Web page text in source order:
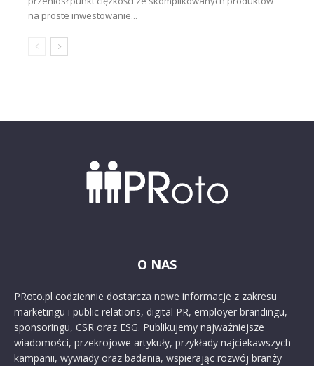
na proste inwestowanie...
O NAS
PRoto.pl codziennie dostarcza nowe informacje z zakresu
marketingu i public relations, digital PR, employer brandingu,
sponsoringu, CSR oraz ESG. Publikujemy najważniejsze
wiadomości, przekrojowe artykuły, przykłady najciekawszych
kampanii, wywiady oraz badania, wspierając rozwój branży